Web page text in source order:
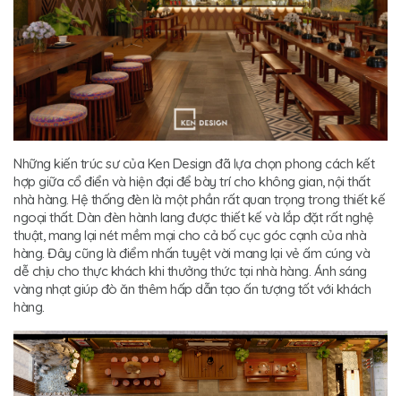
Những kiến trúc sư của Ken Design đã lựa chọn phong cách kết
hợp giữa cổ điển và hiện đại để bày trí cho không gian, nội thất
nhà hàng. Hệ thống đèn là một phần rất quan trọng trong thiết kế
ngoại thất. Dàn đèn hành lang được thiết kế và lắp đặt rất nghệ
thuật, mang lại nét mềm mại cho cả bố cục góc cạnh của nhà
hàng. Đây cũng là điểm nhấn tuyệt vời mang lại vẻ ấm cúng và
dễ chịu cho thực khách khi thưởng thức tại nhà hàng. Ánh sáng
vàng nhạt giúp đò ăn thêm hấp dẫn tạo ấn tượng tốt với khách
hàng.